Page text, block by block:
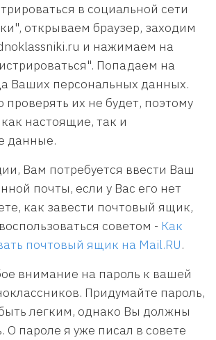
в социальной сети
открываем браузер, заходим
и нажимаем на
Попадаем на
Ваших персональных данных.
проверять их не будет, поэтому
настоящие, так и
данные.
Вам потребуется ввести Ваш
почты, если у Вас его нет
как завести почтовый ящик,
советом - Как
почтовый ящик на Mail.RU.
внимание на пароль к вашей
Придумайте пароль,
легким, однако Вы должны
О пароле я уже писал в совете